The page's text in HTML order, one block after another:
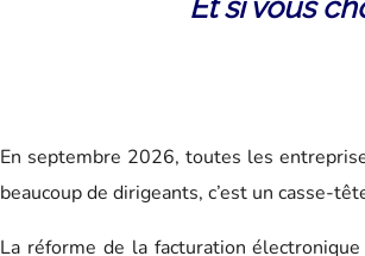
Et si vous
En septembre 2026, toutes les
beaucoup de dirigeants, c’est un casse-
La réforme de la facturation